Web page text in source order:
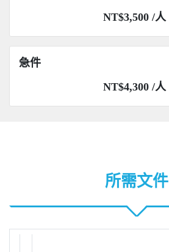
NT$3,500 /人
急件
NT$4,300 /人
所需文件